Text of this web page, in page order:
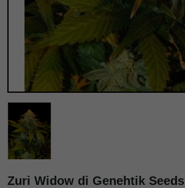
Zuri Widow di Genehtik Seeds